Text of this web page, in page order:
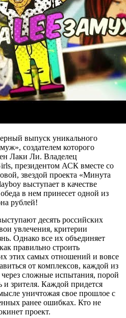
выпуск уникального
создателем которого
Лаки Ли. Владелец
президентом АСК вместе со
звездой проекта «Минута
выступает в качестве
в нем принесет одной из
рублей!
десять российских
увлечения, критерии
Однако все их объединяет
правильно строить
этих самых отношений и вовсе
от комплексов, каждой из
сложные испытания, порой
зрителя. Каждой придется
уничтожая свое прошлое с
ранее ошибках. Кто не
проект.